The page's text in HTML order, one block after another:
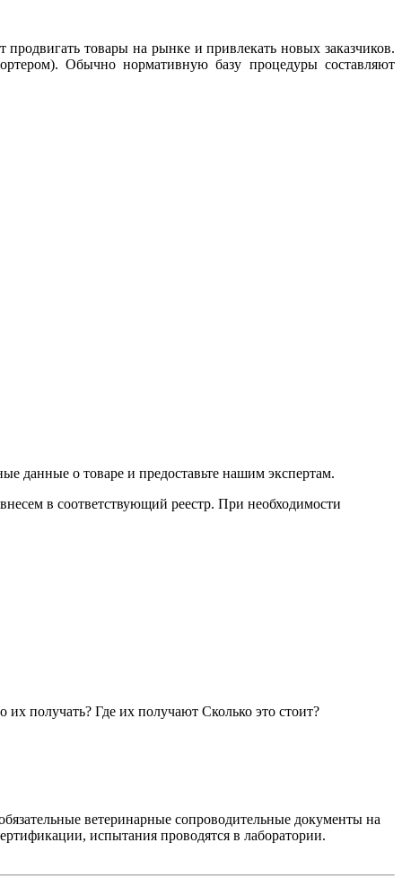
товары на рынке и привлекать новых заказчиков.
Обычно нормативную базу процедуры составляют
данные о товаре и предоставьте нашим экспертам.
в соответствующий реестр. При необходимости
получать? Где их получают Сколько это стоит?
ветеринарные сопроводительные документы на
испытания проводятся в лаборатории.